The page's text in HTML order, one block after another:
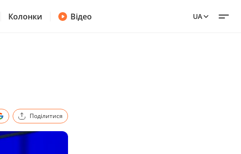
Колонки Відео UA
Поділитися